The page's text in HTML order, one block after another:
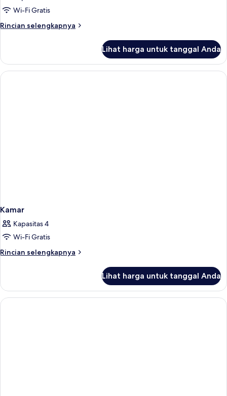
Wi-Fi Gratis
Rincian selengkapnya
Rincian
Kamar
Lihat harga untuk tanggal Anda
Kamar
Kapasitas 4
Wi-Fi Gratis
Rincian selengkapnya
Rincian
Kamar
Lihat harga untuk tanggal Anda